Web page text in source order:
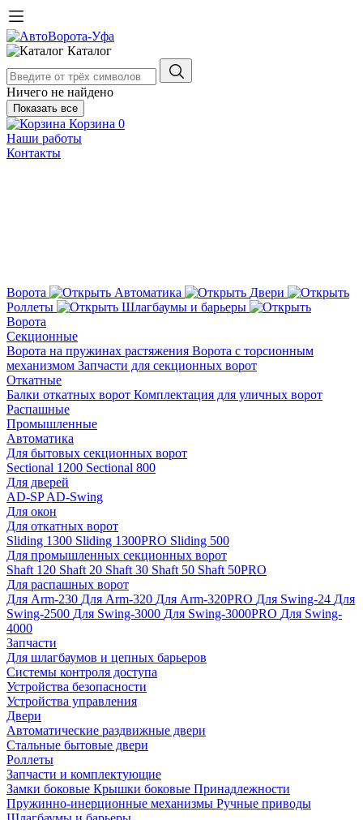
Каталог
Ничего не найдено
Показать все
Корзина 0
Наши работы
Контакты
Ворота Автоматика
Двери
Роллеты
Шлагбаумы и барьеры
Ворота
Секционные
Ворота на пружинах растяжения Ворота с торсионным
механизмом Запчасти для секционных ворот
Откатные
Балки откатных ворот Комплектация для уличных ворот
Распашные
Промышленные
Автоматика
Для бытовых секционных ворот
Sectional 1200 Sectional 800
Для дверей
AD-SPAD-Swing
Для окон
Для откатных ворот
Sliding 1300 Sliding 1300PRO Sliding 500
Для промышленных секционных ворот
Shaft 120 Shaft 20 Shaft 30 Shaft 50 Shaft 50PRO
Для распашных ворот
Для Arm-230 Для Arm-320 Для Arm-320PRO Для Swing-24 Для
Swing-2500 Для Swing-3000 Для Swing-3000PRO Для Swing-
4000
Запчасти
Для шлагбаумов и цепных барьеров
Системы контроля доступа
Устройства безопасности
Устройства управления
Двери
Автоматические раздвижные двери
Стальные бытовые двери
Роллеты
Запчасти и комплектующие
Замки боковые Крышки боковые Принадлежности
Пружинно-инерционные механизмы Ручные приводы